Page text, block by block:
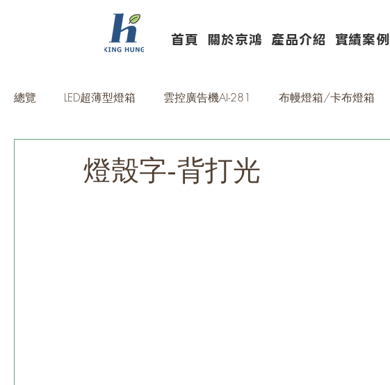
首頁 關於京鴻 產品介紹 實績案例
總覽 LED超薄型燈箱 雲控廣告機AI-281 布幔燈箱/卡布燈箱
壓克力加工OEM/ODM 複合式燈源製品
燈殼字-背打光